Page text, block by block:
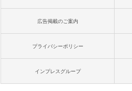
広告掲載のご案内
プライバシーポリシー
インプレスグループ